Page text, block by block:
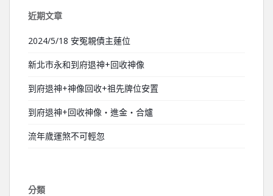
近期文章
2024/5/18 安冤親債主蓮位
新北市永和到府退神+回收神像
到府退神+神像回收+祖先牌位安置
到府退神+回收神像‧進金‧合爐
流年歲運煞不可輕忽
分類